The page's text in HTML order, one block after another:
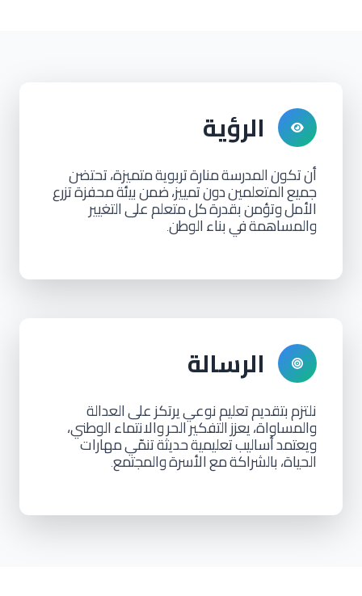
الرؤية
أنتكونالمدرسةمنارةتربويةمتميزة،تحتضن
جميعالمتعلميندونتمييز،ضمنبيئةمحفزةتزرع
الأملوتؤمنبقدرةكلمتعلمعلىالتغيير
والمساهمةفي بناءالوطن
الرسالة
نلتزمبتقديمتعليمنوعي يرتكزعلى العدالة
والمساواة،يعززالتفكيرالحروالانتماءالوطني،
ويعتمدأساليبتعليميةحديثةتنمّي مهارات
الحياة،بالشراكةمعالأسرةوالمجتمع.